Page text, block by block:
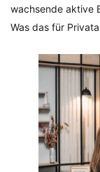
wachsende aktive
Was das für